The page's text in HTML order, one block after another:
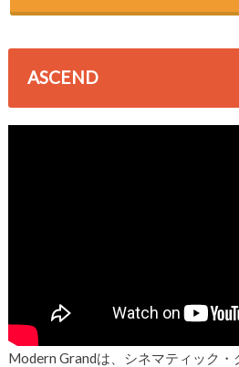
ASCEND
Modern Grandは、シネマティック